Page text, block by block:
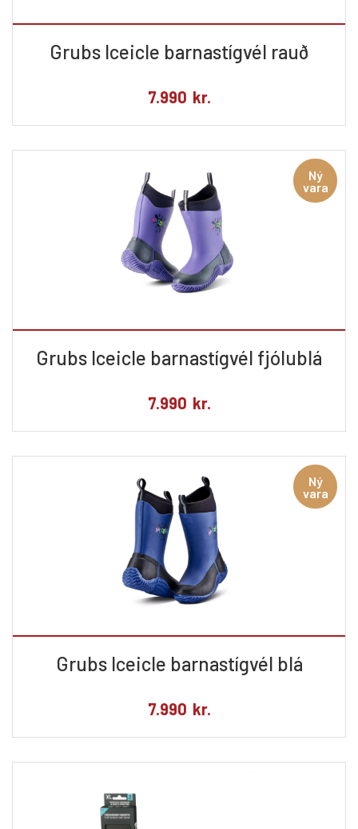
Grubs Iceicle barnastígvél rauð
7.990 kr.
Ný
vara
Grubs Iceicle barnastígvél fjólublá
7.990 kr.
Ný
vara
Grubs Iceicle barnastígvél blá
7.990 kr.